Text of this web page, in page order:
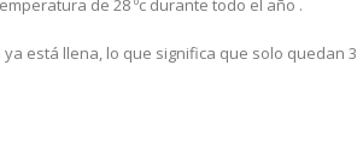
está llena, lo que significa que solo quedan 3